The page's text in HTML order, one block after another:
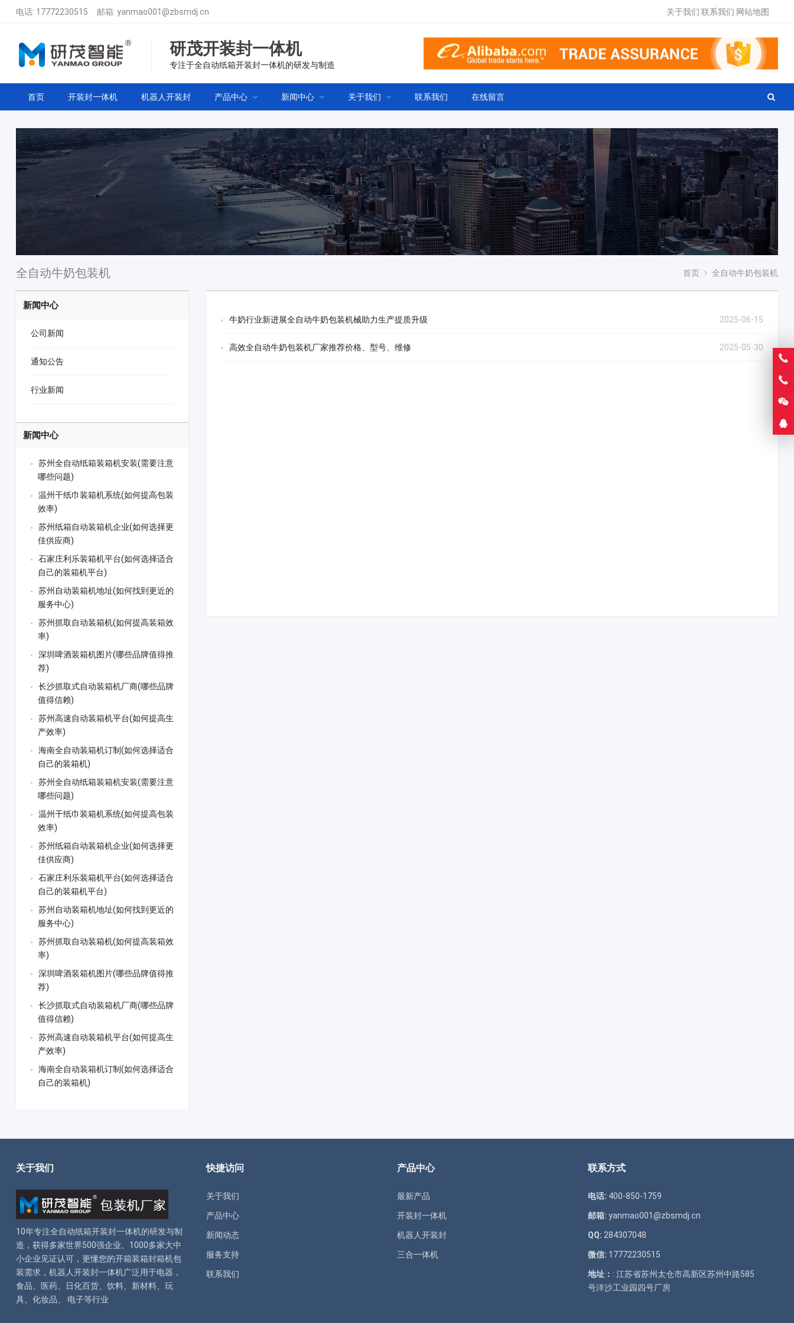
电话: 17772230515 邮箱: yanmao001@zbsmdj.cn 关于我们 联系我们 网站地图
研茂开装封一体机
专注于全自动纸箱开装封一体机的研发与制造
首页 开装封一体机 机器人开装封 产品中心 新闻中心 关于我们 联系我们 在线留言
全自动牛奶包装机 首页 全自动牛奶包装机
2025-06-15
牛奶行业新进展全自动牛奶包装机械助力生产提质升级
2025-05-30
高效全自动牛奶包装机厂家推荐价格、型号、维修
新闻中心
公司新闻
通知公告
行业新闻
新闻中心
苏州全自动纸箱装箱机安装(需要注意
哪些问题)
温州干纸巾装箱机系统(如何提高包装
效率)
苏州纸箱自动装箱机企业(如何选择更
佳供应商)
石家庄利乐装箱机平台(如何选择适合
自己的装箱机平台)
苏州自动装箱机地址(如何找到更近的
服务中心)
苏州抓取自动装箱机(如何提高装箱效
率)
深圳啤酒装箱机图片(哪些品牌值得推
荐)
长沙抓取式自动装箱机厂商(哪些品牌
值得信赖)
苏州高速自动装箱机平台(如何提高生
产效率)
海南全自动装箱机订制(如何选择适合
自己的装箱机)
苏州全自动纸箱装箱机安装(需要注意
哪些问题)
温州干纸巾装箱机系统(如何提高包装
效率)
苏州纸箱自动装箱机企业(如何选择更
佳供应商)
石家庄利乐装箱机平台(如何选择适合
自己的装箱机平台)
苏州自动装箱机地址(如何找到更近的
服务中心)
苏州抓取自动装箱机(如何提高装箱效
率)
深圳啤酒装箱机图片(哪些品牌值得推
荐)
长沙抓取式自动装箱机厂商(哪些品牌
值得信赖)
苏州高速自动装箱机平台(如何提高生
产效率)
海南全自动装箱机订制(如何选择适合
自己的装箱机)
关于我们
10年专注全自动纸箱开装封一体机的研发与制
造，获得多家世界500强企业、1000多家大中
小企业见证认可，更懂您的开箱装箱封箱机包
装需求， 机器人开装封一体机广泛用于电器，
食品、医药、日化百货、饮料、新材料、玩
具、化妆品、 电子等行业
快捷访问
关于我们
产品中心
新闻动态
服务支持
联系我们
产品中心
最新产品
开装封一体机
机器人开装封
三合一体机
联系方式
电话: 400-850-1759
邮箱: yanmao001@zbsmdj.cn
QQ: 284307048
微信: 17772230515
地址： : 江苏省苏州太仓市高新区苏州中路585
号洋沙工业园四号厂房